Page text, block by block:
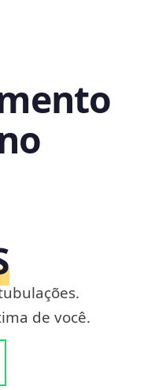
de você.